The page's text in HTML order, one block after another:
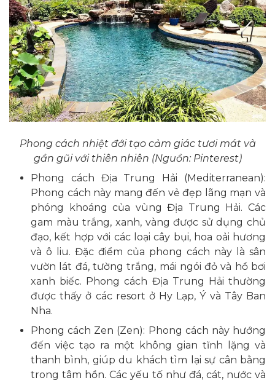
Phong cách nhiệt đới tạo cảm giác tươi mát và
gần gũi với thiên nhiên (Nguồn: Pinterest)
Phong cách Địa Trung Hải (Mediterranean):
Phong cách này mang đến vẻ đẹp lãng mạn và
phóng khoáng của vùng Địa Trung Hải. Các
gam màu trắng, xanh, vàng được sử dụng chủ
đạo, kết hợp với các loại cây bụi, hoa oải hương
và ô liu. Đặc điểm của phong cách này là sân
vườn lát đá, tường trắng, mái ngói đỏ và hồ bơi
xanh biếc. Phong cách Địa Trung Hải thường
được thấy ở các resort ở Hy Lạp, Ý và Tây Ban
Nha.
Phong cách Zen (Zen): Phong cách này hướng
đến việc tạo ra một không gian tĩnh lặng và
thanh bình, giúp du khách tìm lại sự cân bằng
trong tâm hồn. Các yếu tố như đá, cát, nước và